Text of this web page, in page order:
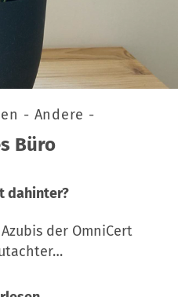
- Andere -
Büro
dahinter?
der OmniCert